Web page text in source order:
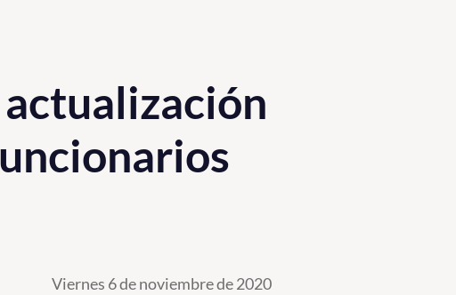
Viernes 6 de noviembre de 2020